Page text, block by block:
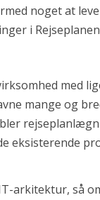
noget at
i
med
mange og
eksisterende
arkitektur, så